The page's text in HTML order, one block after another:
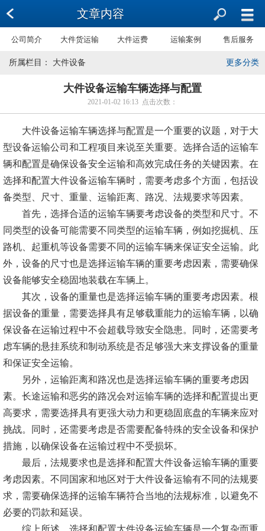
文章内容
公司简介 大件货运输 大件运费 运输案例 售后服务
更多分类
所属栏目： 大件设备
大件设备运输车辆选择与配置
2021-01-02 16:13 点击次数：
大件设备运输车辆选择与配置是一个重要的议题，对于大
型设备运输公司和工程项目来说至关重要。选择合适的运输车
辆和配置是确保设备安全运输和高效完成任务的关键因素。在
选择和配置大件设备运输车辆时，需要考虑多个方面，包括设
备类型、尺寸、重量、运输距离、路况、法规要求等因素。
首先，选择合适的运输车辆要考虑设备的类型和尺寸。不
同类型的设备可能需要不同类型的运输车辆，例如挖掘机、压
路机、起重机等设备需要不同的运输车辆来保证安全运输。此
外，设备的尺寸也是选择运输车辆的重要考虑因素，需要确保
设备能够安全稳固地装载在车辆上。
其次，设备的重量也是选择运输车辆的重要考虑因素。根
据设备的重量，需要选择具有足够载重能力的运输车辆，以确
保设备在运输过程中不会超载导致安全隐患。同时，还需要考
虑车辆的悬挂系统和制动系统是否足够强大来支撑设备的重量
和保证安全运输。
另外，运输距离和路况也是选择运输车辆的重要考虑因
素。长途运输和恶劣的路况会对运输车辆的选择和配置提出更
高要求，需要选择具有更强大动力和更稳固底盘的车辆来应对
挑战。同时，还需要考虑是否需要配备特殊的安全设备和保护
措施，以确保设备在运输过程中不受损坏。
最后，法规要求也是选择和配置大件设备运输车辆的重要
考虑因素。不同国家和地区对于大件设备运输有不同的法规要
求，需要确保选择的运输车辆符合当地的法规标准，以避免不
必要的罚款和延误。
综上所述，选择和配置大件设备运输车辆是一个复杂而重